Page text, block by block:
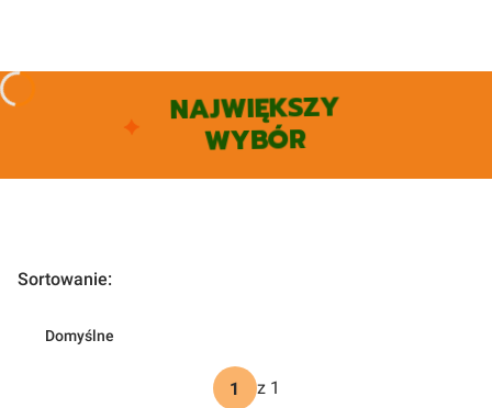
NAJWIĘKSZY
WYBÓR
Lista produktów
Sortowanie:
Domyślne
z 1